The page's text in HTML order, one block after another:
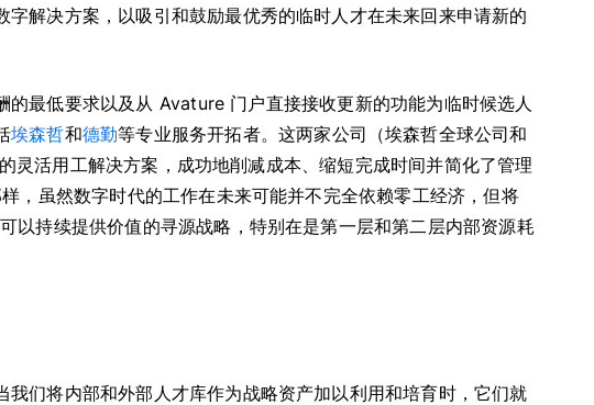
解决方案，以吸引和鼓励最优秀的临时人才在未来回来申请新的
的最低要求以及从 Avature 门户直接接收更新的功能为临时候选人
埃森哲和德勤等专业服务开拓者。这两家公司（埃森哲全球公司和
活用工解决方案，成功地削减成本、缩短完成时间并简化了管理
，虽然数字时代的工作在未来可能并不完全依赖零工经济，但将
以持续提供价值的寻源战略，特别在是第一层和第二层内部资源耗
们将内部和外部人才库作为战略资产加以利用和培育时，它们就